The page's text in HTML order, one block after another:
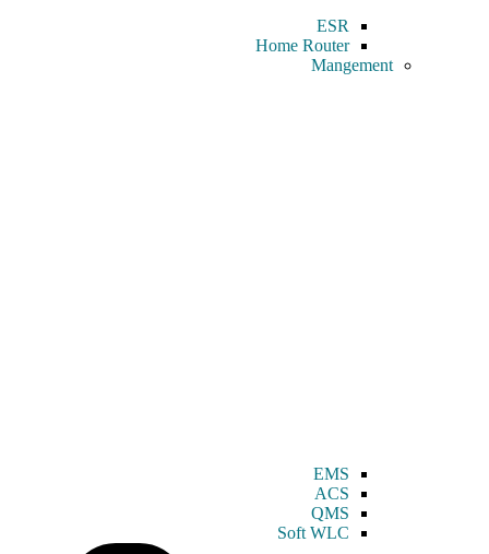
ESR
Home Router
Mangement
EMS
ACS
QMS
Soft WLC